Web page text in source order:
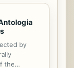
by
the